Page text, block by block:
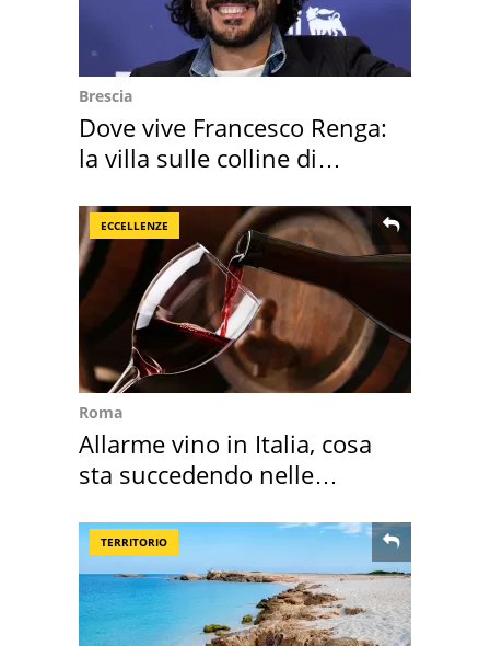
Brescia
Dove vive Francesco Renga:
la villa sulle colline di
ECCELLENZE
Roma
Allarme vino in Italia, cosa
sta succedendo nelle
TERRITORIO